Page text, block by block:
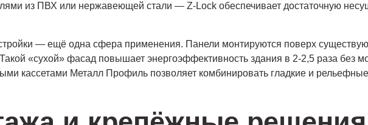
из ПВХ или нержавеющей стали — Z-Lock обеспечивает достаточную
— ещё одна сфера применения. Панели монтируются поверх
«сухой» фасад повышает энергоэффективность здания в 2-2,5 раза без
кассетами Металл Профиль позволяет комбинировать гладкие и